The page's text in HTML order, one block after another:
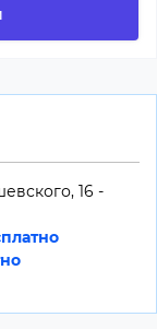
16 -